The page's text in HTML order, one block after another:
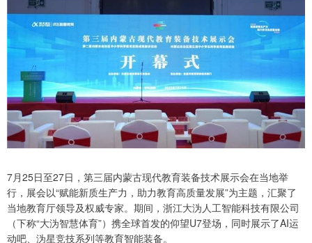
7月25日至27日，第三届内蒙古现代教育装备技术展示会在当地举
行，展会以“赋能新质生产力，助力教育高质量发展”为主题，汇聚了
当地教育厅领导及权威专家。期间，浙江大沩人工智能科技有限公司
（下称“大沩智慧体育”）携全球首发的仰望U7登场，同时展示了AI运
动吧、沩星竞技系列等教育智能装备。